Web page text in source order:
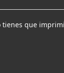
tienes que